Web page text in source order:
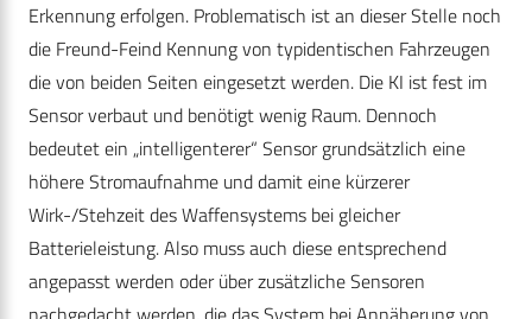
Erkennung erfolgen. Problematisch ist an dieser Stelle noch
die Freund-Feind Kennung von typidentischen Fahrzeugen
die von beiden Seiten eingesetzt werden. Die KI ist fest im
Sensor verbaut und benötigt wenig Raum. Dennoch
bedeutet ein „intelligenterer“ Sensor grundsätzlich eine
höhere Stromaufnahme und damit eine kürzerer
Wirk-/Stehzeit des Waffensystems bei gleicher
Batterieleistung. Also muss auch diese entsprechend
angepasst werden oder über zusätzliche Sensoren